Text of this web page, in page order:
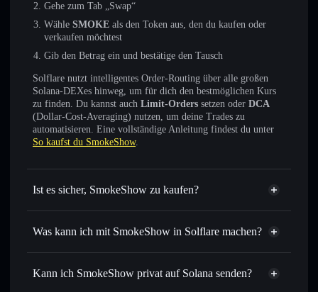
Gehe zum Tab „Swap“
Wähle SMOKE als den Token aus, den du kaufen oder
verkaufen möchtest
Gib den Betrag ein und bestätige den Tausch
Solflare nutzt intelligentes Order-Routing über alle großen
Solana-DEXes hinweg, um für dich den bestmöglichen Kurs
zu finden. Du kannst auch Limit-Orders setzen oder DCA
(Dollar-Cost-Averaging) nutzen, um deine Trades zu
automatisieren. Eine vollständige Anleitung findest du unter
So kaufst du SmokeShow.
Ist es sicher, SmokeShow zu kaufen?
SmokeShow
nicht
Was kann ich mit SmokeShow in Solflare machen?
SmokeShow
Solflare-Wallet
Sofort tauschen– handle SMOKE gegen SOL, USDC
Kann ich SmokeShow privat auf Solana senden?